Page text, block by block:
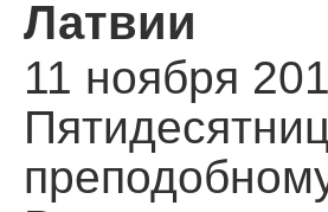
Латвии
11 ноября